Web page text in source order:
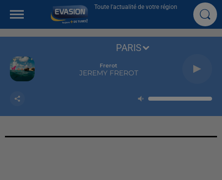
Toute l'actualité de votre région
Frerot
JEREMY FREROT
PARIS